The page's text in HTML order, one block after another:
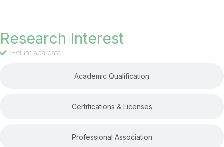
Academic Qualification
Certifications & Licenses
Professional Association
Research Interest
Belum ada data